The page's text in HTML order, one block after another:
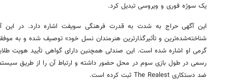
یک سوژه فوری و ویروسی تبدیل کرد.
این آگهی حراج به شدت به قدرت فرهنگی سویفت اشاره دارد. در این
شناخته‌شده‌ترین و تأثیرگذارترین هنرمندان نسل خود» توصیف شده و به
ضد دستکاری The Realest ثبت کرده است.